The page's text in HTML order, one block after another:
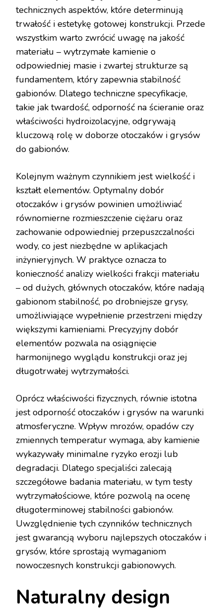
technicznych aspektów, które determinują
trwałość i estetykę gotowej konstrukcji. Przede
wszystkim warto zwrócić uwagę na jakość
materiału – wytrzymałe kamienie o
odpowiedniej masie i zwartej strukturze są
fundamentem, który zapewnia stabilność
gabionów. Dlatego techniczne specyfikacje,
takie jak twardość, odporność na ścieranie oraz
właściwości hydroizolacyjne, odgrywają
kluczową rolę w doborze otoczaków i grysów
do gabionów.
Kolejnym ważnym czynnikiem jest wielkość i
kształt elementów. Optymalny dobór
otoczaków i grysów powinien umożliwiać
równomierne rozmieszczenie ciężaru oraz
zachowanie odpowiedniej przepuszczalności
wody, co jest niezbędne w aplikacjach
inżynieryjnych. W praktyce oznacza to
konieczność analizy wielkości frakcji materiału
– od dużych, głównych otoczaków, które nadają
gabionom stabilność, po drobniejsze grysy,
umożliwiające wypełnienie przestrzeni między
większymi kamieniami. Precyzyjny dobór
elementów pozwala na osiągnięcie
harmonijnego wyglądu konstrukcji oraz jej
długotrwałej wytrzymałości.
Oprócz właściwości fizycznych, równie istotna
jest odporność otoczaków i grysów na warunki
atmosferyczne. Wpływ mrozów, opadów czy
zmiennych temperatur wymaga, aby kamienie
wykazywały minimalne ryzyko erozji lub
degradacji. Dlatego specjaliści zalecają
szczegółowe badania materiału, w tym testy
wytrzymałościowe, które pozwolą na ocenę
długoterminowej stabilności gabionów.
Uwzględnienie tych czynników technicznych
jest gwarancją wyboru najlepszych otoczaków i
grysów, które sprostają wymaganiom
nowoczesnych konstrukcji gabionowych.
Naturalny design